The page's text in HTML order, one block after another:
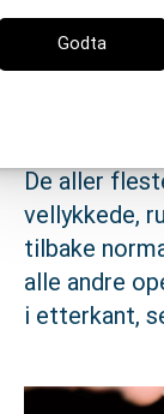
Mulige
De aller
vellykkede,
tilbake
alle andre
i etterkant,
Godta